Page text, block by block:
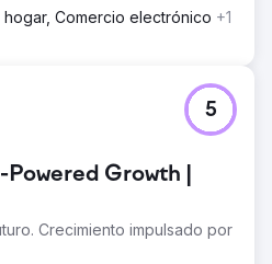
Comercio electrónico +1
Growth |
Crecimiento impulsado por
5